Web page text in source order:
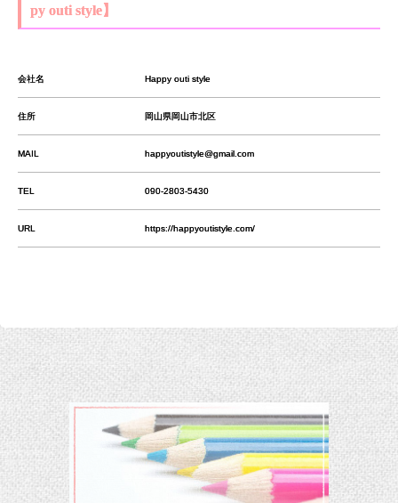
py outi style】
会社名 Happy outi style
住所 岡山県岡山市北区
MAIL happyoutistyle@gmail.com
TEL 090-2803-5430
URL https://happyoutistyle.com/